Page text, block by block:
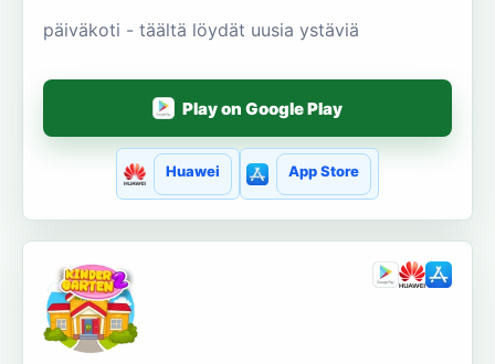
päiväkoti - täältä löydät uusia ystäviä
Play on Google Play
Huawei App Store